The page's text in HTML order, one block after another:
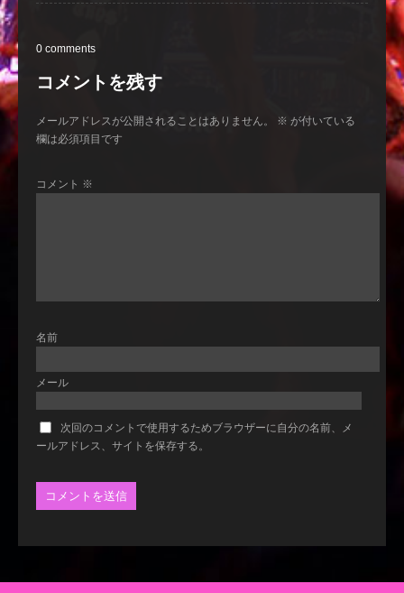
0 comments
コメントを残す
メールアドレスが公開されることはありません。 ※ が付いている
欄は必須項目です
コメント ※
名前
メール
次回のコメントで使用するためブラウザーに自分の名前、メ
ールアドレス、サイトを保存する。